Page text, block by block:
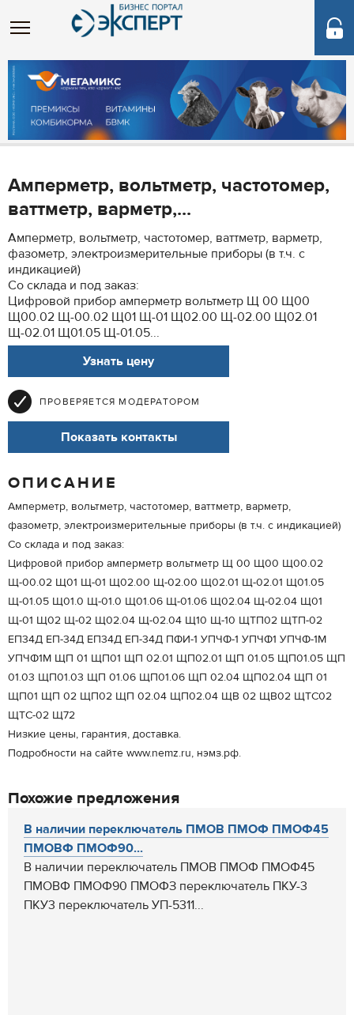
Амперметр, вольтметр, частотомер,
ваттметр, варметр,...
Амперметр, вольтметр, частотомер, ваттметр, варметр,
фазометр, электроизмерительные приборы (в т.ч. с
индикацией)
Со склада и под заказ:
Цифровой прибор амперметр вольтметр Щ 00 Щ00
Щ00.02 Щ-00.02 Щ01 Щ-01 Щ02.00 Щ-02.00 Щ02.01
Щ-02.01 Щ01.05 Щ-01.05...
Узнать цену
ПРОВЕРЯЕТСЯ МОДЕРАТОРОМ
Показать контакты
ОПИСАНИЕ
Амперметр, вольтметр, частотомер, ваттметр, варметр,
фазометр, электроизмерительные приборы (в т.ч. с индикацией)
Со склада и под заказ:
Цифровой прибор амперметр вольтметр Щ 00 Щ00 Щ00.02
Щ-00.02 Щ01 Щ-01 Щ02.00 Щ-02.00 Щ02.01 Щ-02.01 Щ01.05
Щ-01.05 Щ01.0 Щ-01.0 Щ01.06 Щ-01.06 Щ02.04 Щ-02.04 Щ01
Щ-01 Щ02 Щ-02 Щ02.04 Щ-02.04 Щ10 Щ-10 ЩТП02 ЩТП-02
ЕП34Д ЕП-34Д ЕП34Д ЕП-34Д ПФИ-1 УПЧФ-1 УПЧФ1 УПЧФ-1М
УПЧФ1М ЩП 01 ЩП01 ЩП 02.01 ЩП02.01 ЩП 01.05 ЩП01.05 ЩП
01.03 ЩП01.03 ЩП 01.06 ЩП01.06 ЩП 02.04 ЩП02.04 ЩП 01
ЩП01 ЩП 02 ЩП02 ЩП 02.04 ЩП02.04 ЩВ 02 ЩВ02 ЩТС02
ЩТС-02 Щ72
Низкие цены, гарантия, доставка.
Подробности на сайте www.nemz.ru, нэмз.рф.
Похожие предложения
В наличии переключатель ПМОВ ПМОФ ПМОФ45
ПМОВФ ПМОФ90...
В наличии переключатель ПМОВ ПМОФ ПМОФ45
ПМОВФ ПМОФ90 ПМОФЗ переключатель ПКУ-3
ПКУ3 переключатель УП-5311...